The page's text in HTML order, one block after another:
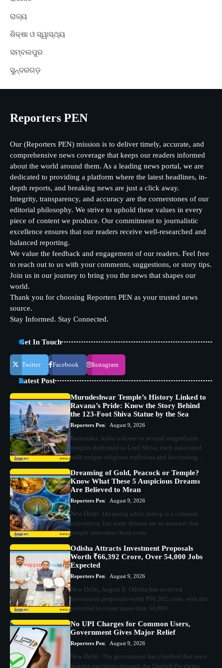
ରାଜ୍ୟ
ଶିକ୍ଷା ଓ ସ୍ୱାସ୍ଥ୍ୟ
ସମ୍ବଲପୁର
ସୁନ୍ଦରଗଡ଼
Reporters PEN
Our (Reporters PEN) mission is to deliver timely, accurate, and
comprehensive news coverage that keeps our readers informed
about the world around them. As a leading news portal, we are
dedicated to providing a platform where the latest headlines, in-
depth reports, and breaking news are just a click away.
Integrity, transparency, and accuracy are the cornerstones of our
editorial philosophy. We strive to uphold these values in every
piece of content we produce. Our commitment to journalistic
excellence ensures that our readers receive well-researched and
balanced reporting.
We value the feedback and engagement of our readers. Feel free
to reach out to us with your comments, suggestions, or story tips.
Join us in our journey to bring you the news that shapes our
world.
Thank you for choosing Reporters PEN as your trusted news
source.
Stay Informed. Stay Connected.
Get In Touch
Twitter Facebook Instagram
Latest Post
Murudeshwar Temple’s History Linked to
Ravana’s Pride: Know the Story Behind
the 123-Foot Shiva Statue by the Sea
Reporters Pen August 9, 2026
Karnataka: India is home to several magnificent
temples dedicated to Lord Shiva, each associated
with unique religious traditions and fascinating…
Dreaming of Gold, Peacock or Temple?
Know What These 5 Auspicious Dreams
Are Believed to Mean
Reporters Pen August 9, 2026
New Delhi: Dreaming while asleep is a common
experience, but some dreams are so unusual that
people remember them even…
Odisha Attracts Investment Proposals
Worth ₹66,392 Crore, Over 54,000 Jobs
Expected
Reporters Pen August 9, 2026
New Delhi, August 8: Odisha has received
investment proposals worth ₹66,392 crore, with the
potential to create more than 54,000…
No UPI Charges for Common Users,
Government Gives Major Relief
Reporters Pen August 9, 2026
New Delhi: The government has clarified that users
making payments through the Unified Payments